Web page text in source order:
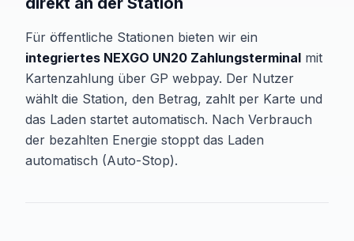
Für öffentliche Stationen bieten wir ein
integriertes NEXGO UN20 Zahlungsterminal mit
Kartenzahlung über GP webpay. Der Nutzer
wählt die Station, den Betrag, zahlt per Karte und
das Laden startet automatisch. Nach Verbrauch
der bezahlten Energie stoppt das Laden
automatisch (Auto-Stop).